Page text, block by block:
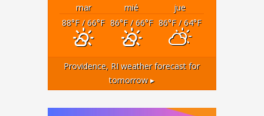
mar mié
jue
88°F/ 66°F 86°F/ 66°F 86°F/ 64°F
Providence, RI weather forecast for
tomorrow ▸